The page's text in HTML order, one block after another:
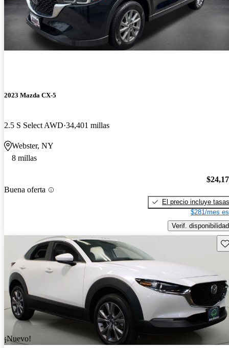
2023 Mazda CX-5
2.5 S Select AWD 34,401 millas
Webster, NY
8 millas
Buena oferta
El precio incluye tasas
$281/mes
Verif. disponibilidad
¡Nuevo!